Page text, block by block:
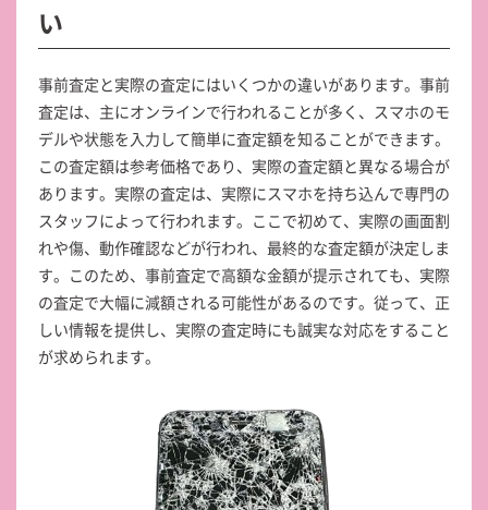
い
事前査定と実際の査定にはいくつかの違いがあります。事前
査定は、主にオンラインで行われることが多く、スマホのモ
デルや状態を入力して簡単に査定額を知ることができます。
この査定額は参考価格であり、実際の査定額と異なる場合が
あります。実際の査定は、実際にスマホを持ち込んで専門の
スタッフによって行われます。ここで初めて、実際の画面割
れや傷、動作確認などが行われ、最終的な査定額が決定しま
す。このため、事前査定で高額な金額が提示されても、実際
の査定で大幅に減額される可能性があるのです。従って、正
しい情報を提供し、実際の査定時にも誠実な対応をすること
が求められます。